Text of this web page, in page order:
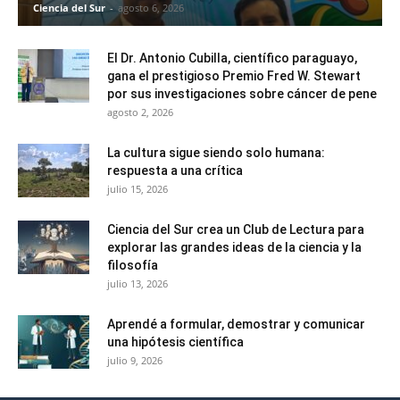
Ciencia del Sur - agosto 6, 2026
El Dr. Antonio Cubilla, científico paraguayo,
gana el prestigioso Premio Fred W. Stewart
por sus investigaciones sobre cáncer de pene
agosto 2, 2026
La cultura sigue siendo solo humana:
respuesta a una crítica
julio 15, 2026
Ciencia del Sur crea un Club de Lectura para
explorar las grandes ideas de la ciencia y la
filosofía
julio 13, 2026
Aprendé a formular, demostrar y comunicar
una hipótesis científica
julio 9, 2026